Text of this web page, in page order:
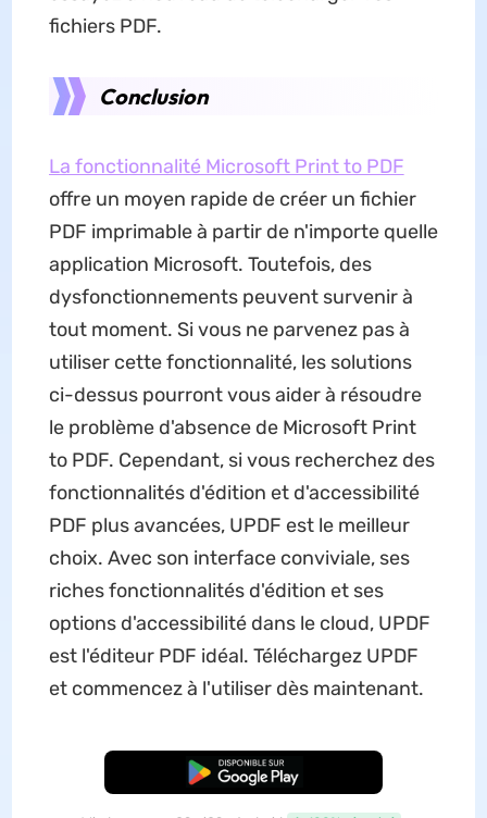
fichiers PDF.
Conclusion
La fonctionnalité Microsoft Print to PDF
offre un moyen rapide de créer un fichier
PDF imprimable à partir de n'importe quelle
application Microsoft. Toutefois, des
dysfonctionnements peuvent survenir à
tout moment. Si vous ne parvenez pas à
utiliser cette fonctionnalité, les solutions
ci-dessus pourront vous aider à résoudre
le problème d'absence de Microsoft Print
to PDF. Cependant, si vous recherchez des
fonctionnalités d'édition et d'accessibilité
PDF plus avancées, UPDF est le meilleur
choix. Avec son interface conviviale, ses
riches fonctionnalités d'édition et ses
options d'accessibilité dans le cloud, UPDF
est l'éditeur PDF idéal. Téléchargez UPDF
et commencez à l'utiliser dès maintenant.
TÉLÉCHARGER